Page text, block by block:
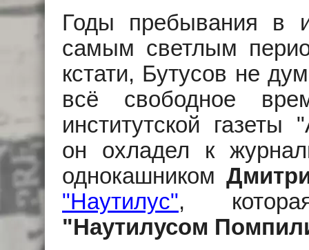
Годы пребывания в
самым светлым
кстати, Бутусов не
всё свободное
институтской газеты
он охладел к
однокашником
"Наутилус",
"Наутилусом